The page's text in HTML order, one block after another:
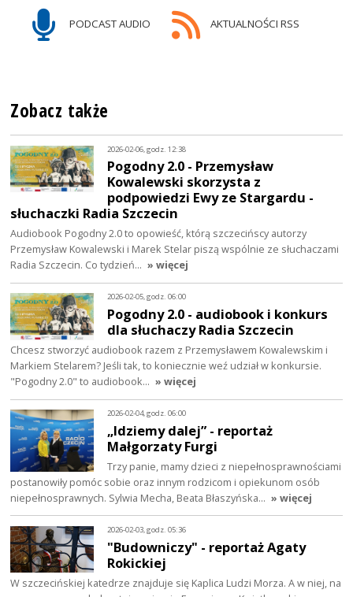
PODCAST AUDIO AKTUALNOŚCI RSS
Zobacz także
2026-02-06, godz. 12:38
Pogodny 2.0 - Przemysław
Kowalewski skorzysta z
podpowiedzi Ewy ze Stargardu -
słuchaczki Radia Szczecin
Audiobook Pogodny 2.0 to opowieść, którą szczecińscy autorzy
Przemysław Kowalewski i Marek Stelar piszą wspólnie ze słuchaczami
Radia Szczecin. Co tydzień… » więcej
2026-02-05, godz. 06:00
Pogodny 2.0 - audiobook i konkurs
dla słuchaczy Radia Szczecin
Chcesz stworzyć audiobook razem z Przemysławem Kowalewskim i
Markiem Stelarem? Jeśli tak, to koniecznie weź udział w konkursie.
"Pogodny 2.0" to audiobook… » więcej
2026-02-04, godz. 06:00
„Idziemy dalej” - reportaż
Małgorzaty Furgi
Trzy panie, mamy dzieci z niepełnosprawnościami
postanowiły pomóc sobie oraz innym rodzicom i opiekunom osób
niepełnosprawnych. Sylwia Mecha, Beata Błaszyńska… » więcej
2026-02-03, godz. 05:36
"Budowniczy" - reportaż Agaty
Rokickiej
W szczecińskiej katedrze znajduje się Kaplica Ludzi Morza. A w niej, na